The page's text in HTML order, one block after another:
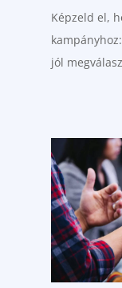
Képzeld el,
jól